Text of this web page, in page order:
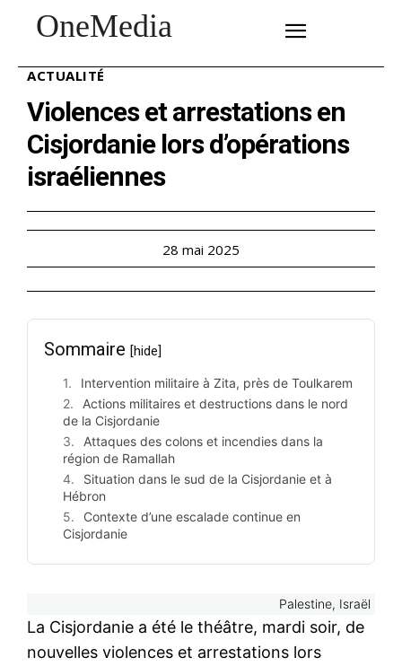
OneMedia
ACTUALITÉ
Violences et arrestations en
Cisjordanie lors d’opérations
israéliennes
28 mai 2025
Sommaire [hide]
Intervention militaire à Zita, près de Toulkarem
Actions militaires et destructions dans le nord
de la Cisjordanie
Attaques des colons et incendies dans la
région de Ramallah
Situation dans le sud de la Cisjordanie et à
Hébron
Contexte d’une escalade continue en
Cisjordanie
Palestine, Israël
La Cisjordanie a été le théâtre, mardi soir, de
nouvelles violences et arrestations lors